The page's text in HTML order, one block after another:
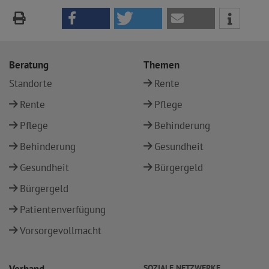
Beratung
Standorte
Rente
Pflege
Behinderung
Gesundheit
Bürgergeld
Patientenverfügung
Vorsorgevollmacht
Themen
Rente
Pflege
Behinderung
Gesundheit
Bürgergeld